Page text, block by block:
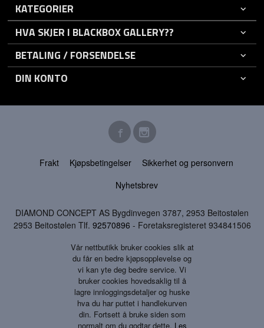
KATEGORIER
HVA SKJER I BLACKBOX GALLERY??
BETALING / FORSENDELSE
DIN KONTO
Frakt Kjøpsbetingelser
Sikkerhet og personvern
Nyhetsbrev
DIAMOND CONCEPT AS Bygdinvegen 3787, 2953 Beitostølen
2953 Beitostølen Tlf. 92570896 - Foretaksregisteret 934841506
Vår nettbutikk bruker cookies slik at
du får en bedre kjøpsopplevelse og
vi kan yte deg bedre service. Vi
bruker cookies hovedsaklig til å
lagre innloggingsdetaljer og huske
hva du har puttet i handlekurven
din. Fortsett å bruke siden som
normalt om du godtar dette. Les